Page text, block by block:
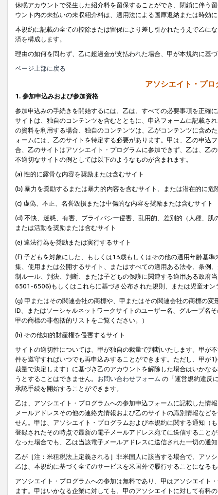
休眠アカウントで発生した紹介料を留保することができ、閉鎖に伴う
ウント内の未払いの未収紹介料は、適用法による国庫返納または時効
本規約に記載の全ての控除または留保により差し引かれたうえで乙に
済を構成します。
理由の如何を問わず、乙に超過金が支払われた場合、甲が本規約に基
ページ上部に戻る
アソシエイト・プ
1. 参加申込みおよび参加資格
参加申込みの手続きを開始するには、乙は、すべての必要事項を正確
サイトは、独自のコンテンツを含むとともに、申込フォームに記載さ
の資料を利用する場合、独自のコンテンツは、乙がコンテンツに含め
ォームには、乙のサイトを特定する必要があります。甲は、乙の申込
合、乙のサイトはアソシエイト・プログラムに参加できず、乙は、乙
不適切なサイトの例としては以下のようなものが含まれます。
(a) 性的に露骨な内容を奨励または含むサイト
(b) 暴力を奨励するまたは暴力的内容を含むサイト、または潜在的に
(c) 虚偽、不正、名誉毀損または中傷的な内容を奨励または含むサイト
(d) 不快、迷惑、有害、プライバシー侵害、乱用的、差別的（人種、
または活動を奨励または含むサイト
(e) 違法行為を奨励または実行するサイト
(f) 子どもを対象にした、もしくは13歳もしくはその他の適用年齢基
集、使用または公開するサイト、またはすべての適用ある法令、条例
制ルール、判決、判断、または子どもの保護に関連する適用ある政府
6501-6506)もしくはこれらに基づき公布された規則、または児童オン
(g) 甲またはその関連会社の商標や、甲またはその関連会社の商標の
ID、またはソーシャルネットワークサイトのユーザー名、グループ名
甲の商標の非包括的リストをご覧ください。）
(h) その他知的財産権を侵害するサイト
サイトの適切性については、甲が独自の裁量で判断いたします。甲が
件を遵守すればいつでも再申込みすることができます。ただし、甲が
裁量で決定します）に基づき乙のアカウントを解除した場合はいかな
うとすることはできません。 お問い合わせフォーム の「運営規約違反
承認手続を開始することができます。
乙は、アソシエイト・プログラムへの参加申込フォームに記載した情
メールアドレスその他の連絡先情報および乙のサイトの識別情報など
せん。甲は、アソシエイト・プログラムおよび本規約に関する通知（
登録されたその時点で最新の電子メールアドレス宛てに送信すること
なった場合でも、乙は当該電子メールアドレスに送信された一切の通
乙が［注：米租税法上定義される］非米国人に該当する場合で、アソ
乙は、本規約に基づく全てのサービスを米国外で履行することになる
アソシエイト・プログラムへの参加は無料であり、甲はアソシエイト
ます。甲はいかなる企業に対しても、甲のアソシエイトに対して有料